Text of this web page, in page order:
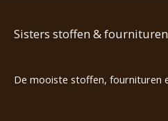
Sisters stoffen & fournituren
De mooiste stoffen, fournituren